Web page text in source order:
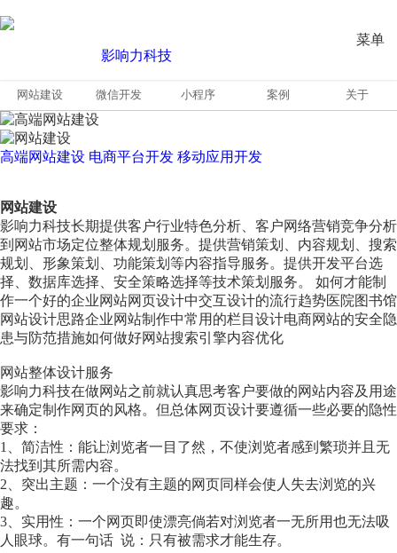
菜单
网站建设 微信开发 小程序 案例 关于
高端网站建设 电商平台开发 移动应用开发
网站建设
影响力科技长期提供客户行业特色分析、客户网络营销竞争分析
到网站市场定位整体规划服务。提供营销策划、内容规划、搜索
规划、形象策划、功能策划等内容指导服务。提供开发平台选
择、数据库选择、安全策略选择等技术策划服务。 如何才能制
作一个好的企业网站网页设计中交互设计的流行趋势医院图书馆
网站设计思路企业网站制作中常用的栏目设计电商网站的安全隐
患与防范措施如何做好网站搜索引擎内容优化
网站整体设计服务
影响力科技在做网站之前就认真思考客户要做的网站内容及用途
来确定制作网页的风格。但总体网页设计要遵循一些必要的隐性
要求：
1、简洁性：能让浏览者一目了然，不使浏览者感到繁琐并且无
法找到其所需内容。
2、突出主题：一个没有主题的网页同样会使人失去浏览的兴
趣。
3、实用性：一个网页即使漂亮倘若对浏览者一无所用也无法吸
人眼球。有一句话 说：只有被需求才能生存。